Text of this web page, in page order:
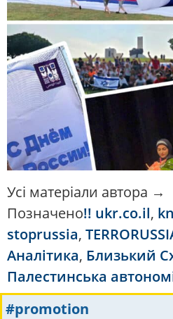
Усі матеріали автора →
Позначено!! ukr.co.il,
stoprussia,
Аналітика, Близький
Палестинська
#promotion